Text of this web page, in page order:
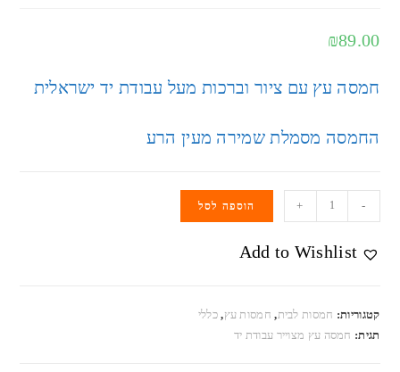
₪89.00
חמסה עץ עם ציור וברכות מעל עבודת יד ישראלית
החמסה מסמלת שמירה מעין הרע
-
+ הוספה לסל
Add to Wishlist
קטגוריות: חמסות לבית, חמסות עץ,כללי
תגית: חמסה עץ מצוייר עבודת יד